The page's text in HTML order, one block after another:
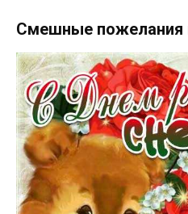
Смешные пожелания